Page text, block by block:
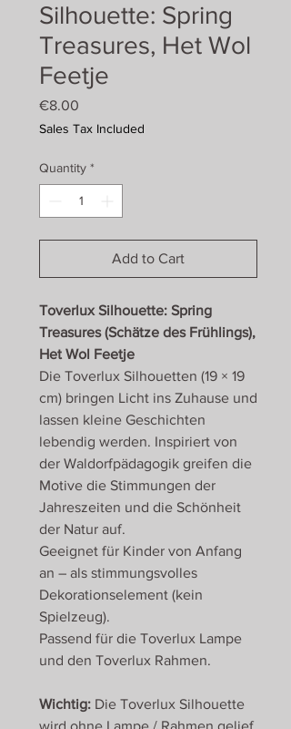
Silhouette: Spring
Treasures, Het Wol
Feetje
€8.00
Sales Tax Included
Quantity *
Add to Cart
Toverlux Silhouette: Spring
Treasures (Schätze des Frühlings),
Het Wol Feetje
Die Toverlux Silhouetten (19 × 19
cm) bringen Licht ins Zuhause und
lassen kleine Geschichten
lebendig werden. Inspiriert von
der Waldorfpädagogik greifen die
Motive die Stimmungen der
Jahreszeiten und die Schönheit
der Natur auf.
Geeignet für Kinder von Anfang
an – als stimmungsvolles
Dekorationselement (kein
Spielzeug).
Passend für die Toverlux Lampe
und den Toverlux Rahmen.
Wichtig: Die Toverlux Silhouette
wird ohne Lampe / Rahmen gelief